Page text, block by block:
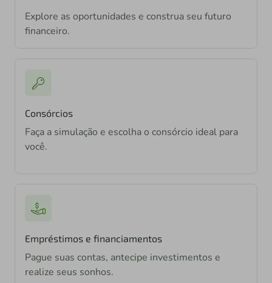
Explore as oportunidades e construa seu futuro
financeiro.
Consórcios
Faça a simulação e escolha o consórcio ideal para
você.
Empréstimos e financiamentos
Pague suas contas, antecipe investimentos e
realize seus sonhos.